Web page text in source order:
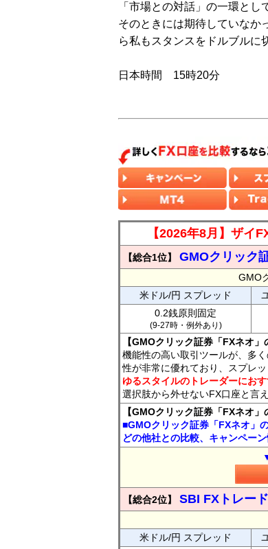
「市場との対話」の一環と
そのときには期待していなか
ら私もスタンスをドルブルに
日本時間 15時20分
【2026年8月】ザイ
【総合1位】 GMOクリック
GMO
米ドル/円 スプレッド
0.2銭原則固定
(9-27時・例外あり)
【GMOクリック証券「FXネオ」
機能性の高い取引ツールが、多
性が非常に優れており、スプレ
ゆるスタイルのトレーダーにお
選択肢から外せないFX口座と言え
【GMOクリック証券「FXネオ」
■GMOクリック証券「FXネオ」
どの他社との比較、キャンペー
【総合2位】 SBI FXトレード
米ドル/円 スプレッド